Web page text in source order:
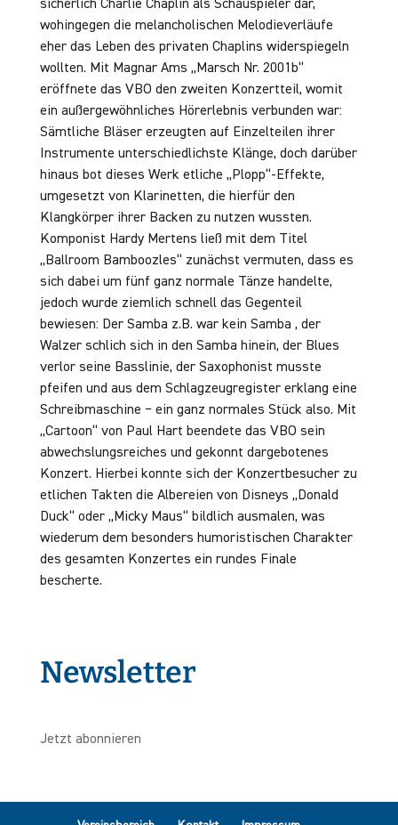
sicherlich Charlie Chaplin als Schauspieler dar,
wohingegen die melancholischen Melodieverläufe
eher das Leben des privaten Chaplins widerspiegeln
wollten. Mit Magnar Ams „Marsch Nr. 2001b“
eröffnete das VBO den zweiten Konzertteil, womit
ein außergewöhnliches Hörerlebnis verbunden war:
Sämtliche Bläser erzeugten auf Einzelteilen ihrer
Instrumente unterschiedlichste Klänge, doch darüber
hinaus bot dieses Werk etliche „Plopp“-Effekte,
umgesetzt von Klarinetten, die hierfür den
Klangkörper ihrer Backen zu nutzen wussten.
Komponist Hardy Mertens ließ mit dem Titel
„Ballroom Bamboozles“ zunächst vermuten, dass es
sich dabei um fünf ganz normale Tänze handelte,
jedoch wurde ziemlich schnell das Gegenteil
bewiesen: Der Samba z.B. war kein Samba , der
Walzer schlich sich in den Samba hinein, der Blues
verlor seine Basslinie, der Saxophonist musste
pfeifen und aus dem Schlagzeugregister erklang eine
Schreibmaschine − ein ganz normales Stück also. Mit
„Cartoon“ von Paul Hart beendete das VBO sein
abwechslungsreiches und gekonnt dargebotenes
Konzert. Hierbei konnte sich der Konzertbesucher zu
etlichen Takten die Albereien von Disneys „Donald
Duck“ oder „Micky Maus“ bildlich ausmalen, was
wiederum dem besonders humoristischen Charakter
des gesamten Konzertes ein rundes Finale
bescherte.
Newsletter
Jetzt abonnieren